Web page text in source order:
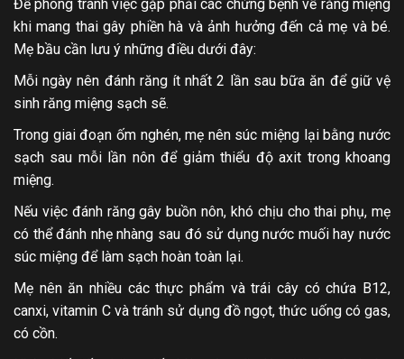
Để phòng tránh việc gặp phải các chứng bệnh về răng miệng
khi mang thai gây phiền hà và ảnh hưởng đến cả mẹ và bé.
Mẹ bầu cần lưu ý những điều dưới đây:
Mỗi ngày nên đánh răng ít nhất 2 lần sau bữa ăn để giữ vệ
sinh răng miệng sạch sẽ.
Trong giai đoạn ốm nghén, mẹ nên súc miệng lại bằng nước
sạch sau mỗi lần nôn để giảm thiểu độ axit trong khoang
miệng.
Nếu việc đánh răng gây buồn nôn, khó chịu cho thai phụ, mẹ
có thể đánh nhẹ nhàng sau đó sử dụng nước muối hay nước
súc miệng để làm sạch hoàn toàn lại.
Mẹ nên ăn nhiều các thực phẩm và trái cây có chứa B12,
canxi, vitamin C và tránh sử dụng đồ ngọt, thức uống có gas,
có cồn.